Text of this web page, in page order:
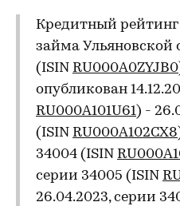
Кредитный рейтинг
займа Ульяновской
(ISIN RU000A0ZYJB0
опубликован
RU000A101U61) -
(ISIN RU000A102CX8
34004 (ISIN
серии 34005 (ISIN
26.04.2023, серии